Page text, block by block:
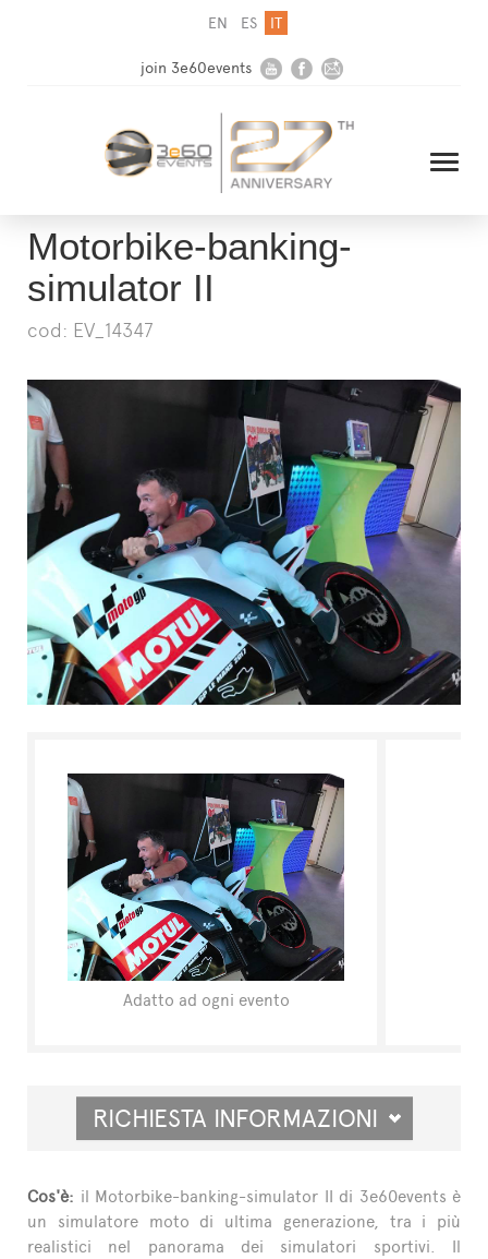
EN ES IT
join 3e60events
HOME
AZIENDA
MEDIA
NEWSLETTER
CONTATTI
L'ESPERTO RISPONDE
Motorbike-banking-
simulator II
cod: EV_14347
Adatto ad ogni evento
RICHIESTA INFORMAZIONI
Cos'è: il Motorbike-banking-simulator II di 3e60events è
un simulatore moto di ultima generazione, tra i più
realistici nel panorama dei simulatori sportivi. Il